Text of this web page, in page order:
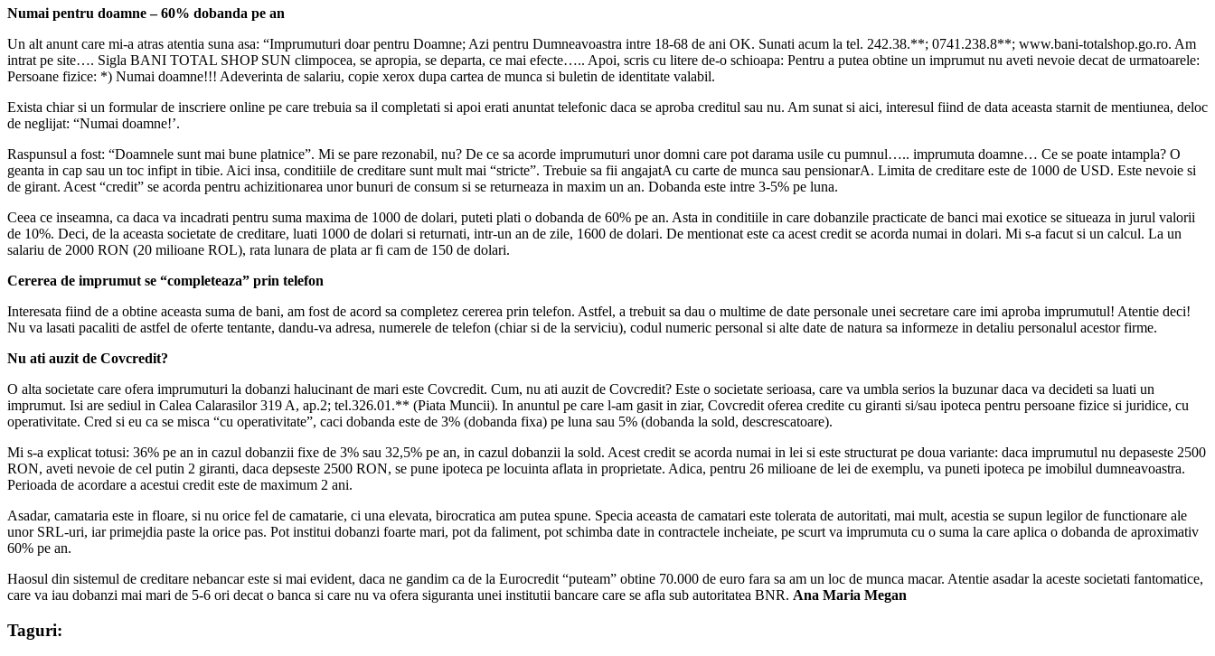
Numai pentru doamne – 60% dobanda pe an
Un alt anunt care mi-a atras atentia suna asa: “Imprumuturi doar pentru Doamne; Azi pentru Dumneavoastra intre 18-68 de ani OK. Sunati acum la tel. 242.38.**; 0741.238.8**; www.bani-totalshop.go.ro. Am
intrat pe site…. Sigla BANI TOTAL SHOP SUN climpocea, se apropia, se departa, ce mai efecte….. Apoi, scris cu litere de-o schioapa: Pentru a putea obtine un imprumut nu aveti nevoie decat de urmatoarele:
Persoane fizice: *) Numai doamne!!! Adeverinta de salariu, copie xerox dupa cartea de munca si buletin de identitate valabil.
Exista chiar si un formular de inscriere online pe care trebuia sa il completati si apoi erati anuntat telefonic daca se aproba creditul sau nu. Am sunat si aici, interesul fiind de data aceasta starnit de mentiunea, deloc
de neglijat: “Numai doamne!’.
Raspunsul a fost: “Doamnele sunt mai bune platnice”. Mi se pare rezonabil, nu? De ce sa acorde imprumuturi unor domni care pot darama usile cu pumnul….. imprumuta doamne… Ce se poate intampla? O
geanta in cap sau un toc infipt in tibie. Aici insa, conditiile de creditare sunt mult mai “stricte”. Trebuie sa fii angajatA cu carte de munca sau pensionarA. Limita de creditare este de 1000 de USD. Este nevoie si
de girant. Acest “credit” se acorda pentru achizitionarea unor bunuri de consum si se returneaza in maxim un an. Dobanda este intre 3-5% pe luna.
Ceea ce inseamna, ca daca va incadrati pentru suma maxima de 1000 de dolari, puteti plati o dobanda de 60% pe an. Asta in conditiile in care dobanzile practicate de banci mai exotice se situeaza in jurul valorii
de 10%. Deci, de la aceasta societate de creditare, luati 1000 de dolari si returnati, intr-un an de zile, 1600 de dolari. De mentionat este ca acest credit se acorda numai in dolari. Mi s-a facut si un calcul. La un
salariu de 2000 RON (20 milioane ROL), rata lunara de plata ar fi cam de 150 de dolari.
Cererea de imprumut se “completeaza” prin telefon
Interesata fiind de a obtine aceasta suma de bani, am fost de acord sa completez cererea prin telefon. Astfel, a trebuit sa dau o multime de date personale unei secretare care imi aproba imprumutul! Atentie deci!
Nu va lasati pacaliti de astfel de oferte tentante, dandu-va adresa, numerele de telefon (chiar si de la serviciu), codul numeric personal si alte date de natura sa informeze in detaliu personalul acestor firme.
Nu ati auzit de Covcredit?
O alta societate care ofera imprumuturi la dobanzi halucinant de mari este Covcredit. Cum, nu ati auzit de Covcredit? Este o societate serioasa, care va umbla serios la buzunar daca va decideti sa luati un
imprumut. Isi are sediul in Calea Calarasilor 319 A, ap.2; tel.326.01.** (Piata Muncii). In anuntul pe care l-am gasit in ziar, Covcredit oferea credite cu giranti si/sau ipoteca pentru persoane fizice si juridice, cu
operativitate. Cred si eu ca se misca “cu operativitate”, caci dobanda este de 3% (dobanda fixa) pe luna sau 5% (dobanda la sold, descrescatoare).
Mi s-a explicat totusi: 36% pe an in cazul dobanzii fixe de 3% sau 32,5% pe an, in cazul dobanzii la sold. Acest credit se acorda numai in lei si este structurat pe doua variante: daca imprumutul nu depaseste 2500
RON, aveti nevoie de cel putin 2 giranti, daca depseste 2500 RON, se pune ipoteca pe locuinta aflata in proprietate. Adica, pentru 26 milioane de lei de exemplu, va puneti ipoteca pe imobilul dumneavoastra.
Perioada de acordare a acestui credit este de maximum 2 ani.
Asadar, camataria este in floare, si nu orice fel de camatarie, ci una elevata, birocratica am putea spune. Specia aceasta de camatari este tolerata de autoritati, mai mult, acestia se supun legilor de functionare ale
unor SRL-uri, iar primejdia paste la orice pas. Pot institui dobanzi foarte mari, pot da faliment, pot schimba date in contractele incheiate, pe scurt va imprumuta cu o suma la care aplica o dobanda de aproximativ
60% pe an.
Haosul din sistemul de creditare nebancar este si mai evident, daca ne gandim ca de la Eurocredit “puteam” obtine 70.000 de euro fara sa am un loc de munca macar. Atentie asadar la aceste societati fantomatice,
care va iau dobanzi mai mari de 5-6 ori decat o banca si care nu va ofera siguranta unei institutii bancare care se afla sub autoritatea BNR. Ana Maria Megan
Taguri: